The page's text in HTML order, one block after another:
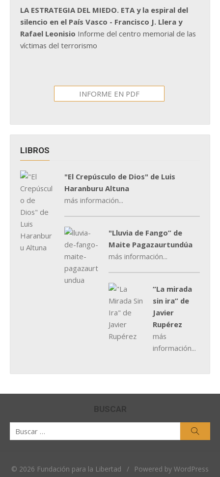
LA ESTRATEGIA DEL MIEDO. ETA y la espiral del
silencio en el País Vasco - Francisco J. Llera y
Rafael Leonisio Informe del centro memorial de las
víctimas del terrorismo
INFORME EN PDF
LIBROS
"El Crepúsculo de Dios" de Luis
Haranburu Altuna
más información...
"Lluvia de Fango” de
Maite Pagazaurtundúa
más información...
“La mirada
sin ira” de
Javier
Rupérez
más
información...
BUSCAR
© 2026 Fundación para la Libertad /
Powered by WordPress